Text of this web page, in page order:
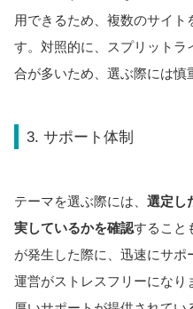
用できるため、複数のサイ
す。対照的に、スプリット
合が多いため、選ぶ際には慎
3. サポート体制
テーマを選ぶ際には、 選定し
実しているかを確認すること
が発生した際に、迅速にサポ
運営がストレスフリーにな